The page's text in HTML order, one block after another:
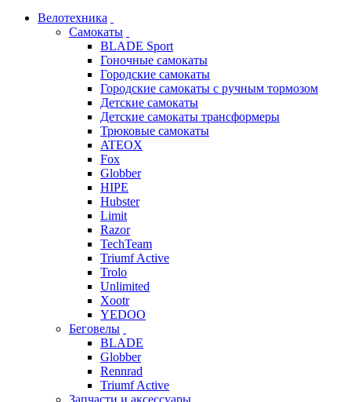
Велотехника
Самокаты
BLADE Sport
Гоночные самокаты
Городские самокаты
Городские самокаты с ручным тормозом
Детские самокаты
Детские самокаты трансформеры
Трюковые самокаты
ATEOX
Fox
Globber
HIPE
Hubster
Limit
Razor
TechTeam
Triumf Active
Trolo
Unlimited
Xootr
YEDOO
Беговелы
BLADE
Globber
Rennrad
Triumf Active
Запчасти и аксессуары